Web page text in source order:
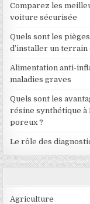
Comparez les
voiture sécurisée
Quels sont les
d’installer un terrain
Alimentation anti-
maladies graves
Quels sont les
résine synthétique
poreux ?
Le rôle des
Agriculture